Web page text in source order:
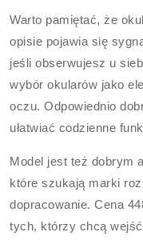
Warto pamiętać, że
opisie pojawia się
jeśli obserwujesz u
wybór okularów jako
oczu. Odpowiednio
ułatwiać codzienne
Model jest też dobrym
które szukają marki
dopracowanie. Cena
tych, którzy chcą